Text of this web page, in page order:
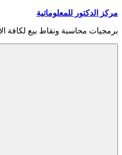
Skip
content
مركز الدكتور للمعلوماتية
برمجيات محاسبة ونقاط بيع لكافة